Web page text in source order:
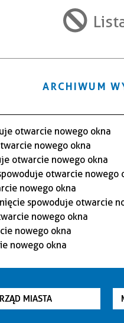
filtr
ARCHIWUM
MIASTA